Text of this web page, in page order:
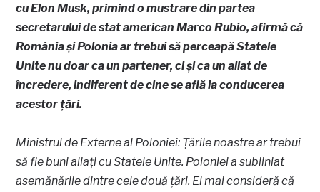
cu Elon Musk, primind o mustrare din partea
secretarului de stat american Marco Rubio, afirmă că
România și Polonia ar trebui să perceapă Statele
Unite nu doar ca un partener, ci și ca un aliat de
încredere, indiferent de cine se află la conducerea
acestor țări.
Ministrul de Externe al Poloniei: Țările noastre ar trebui
să fie buni aliaţi cu Statele Unite. Poloniei a subliniat
asemănările dintre cele două țări. El mai consideră că